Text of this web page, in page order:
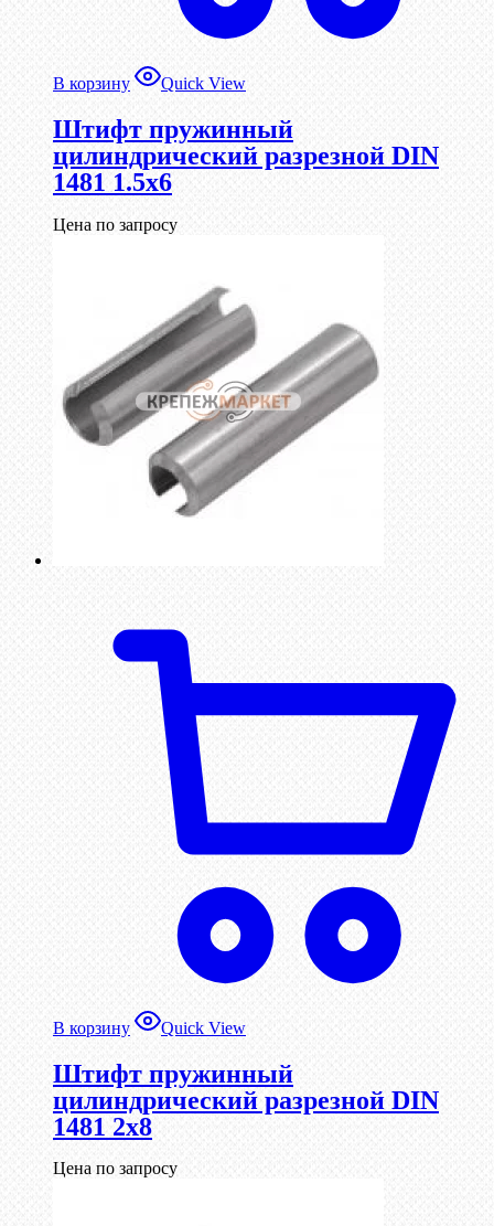
В корзину Quick View
Штифт пружинный
цилиндрический разрезной DIN
1481 1.5х6
Цена по запросу
В корзину Quick View
Штифт пружинный
цилиндрический разрезной DIN
1481 2х8
Цена по запросу